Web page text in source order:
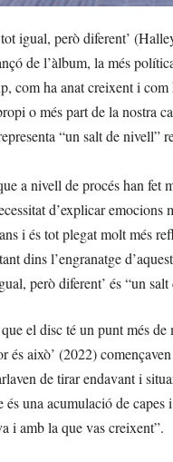
igual, però diferent’
de l’àlbum, la més
com ha anat creixent i com
o més part de la nostra
“un salt de nivell”
a nivell de procés han fet
d’explicar emocions
i és tot plegat molt més
dins l’engranatge
però diferent’ és “un
el disc té un punt més
és això’ (2022)
de tirar endavant i
és una acumulació de
i amb la que vas creixent”.